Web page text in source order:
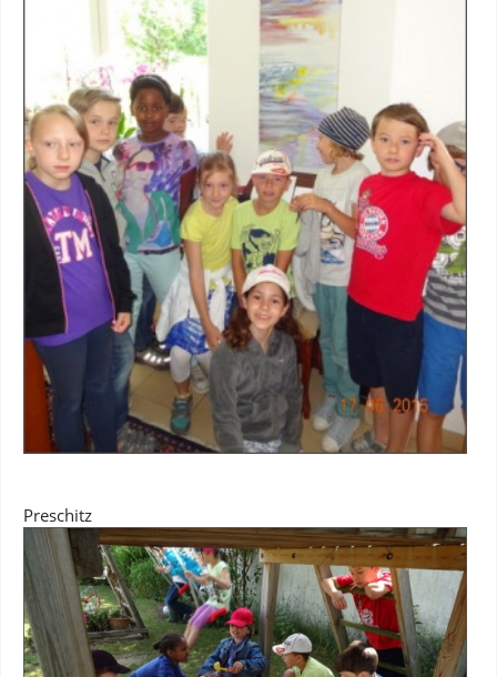
Preschitz